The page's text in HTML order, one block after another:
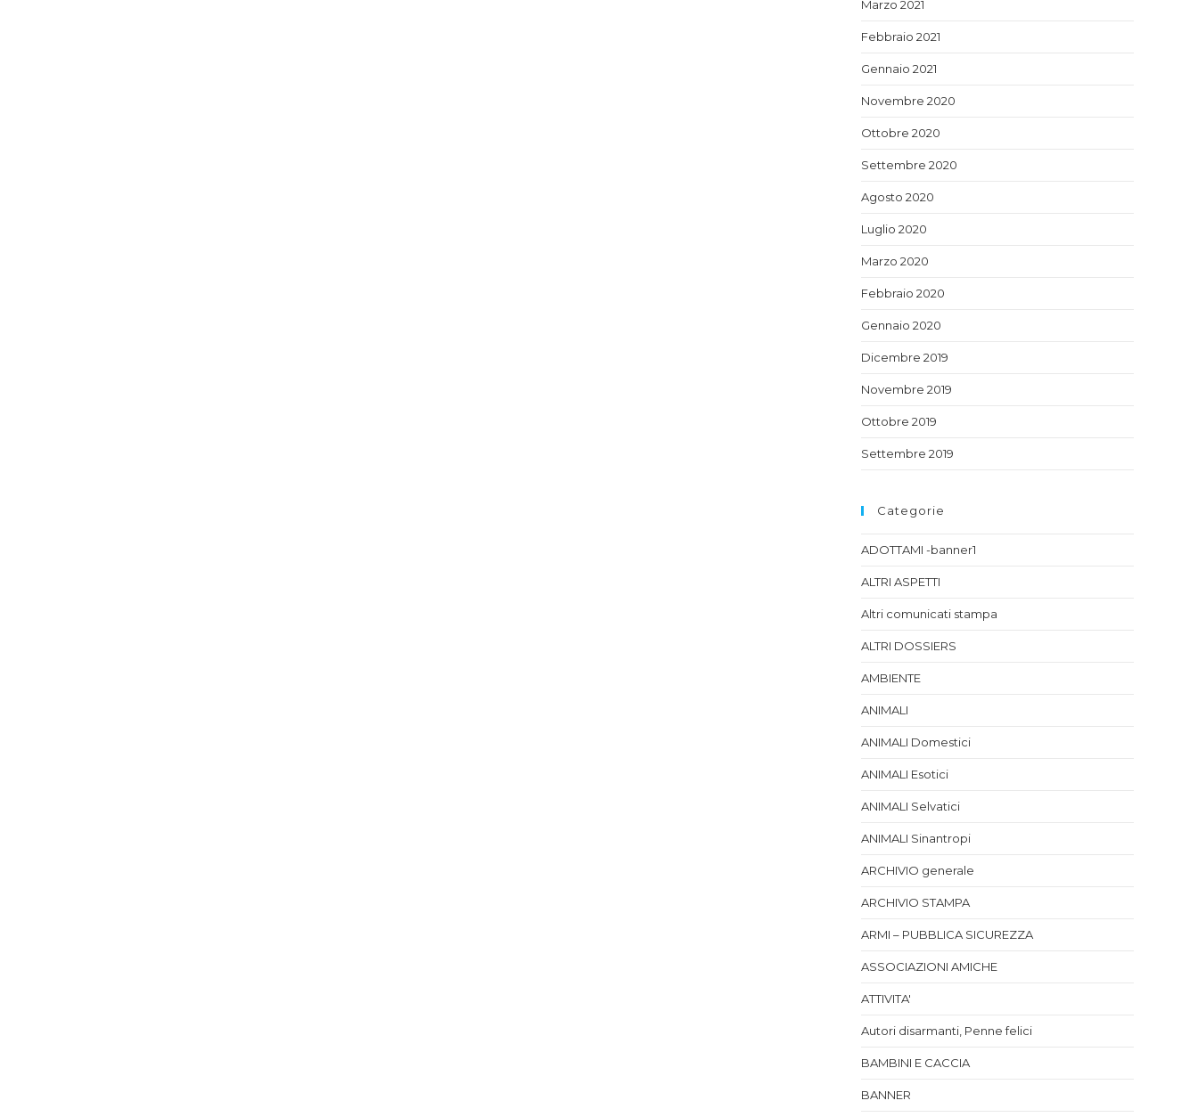
Marzo 2021
Febbraio 2021
Gennaio 2021
Novembre 2020
Ottobre 2020
Settembre 2020
Agosto 2020
Luglio 2020
Marzo 2020
Febbraio 2020
Gennaio 2020
Dicembre 2019
Novembre 2019
Ottobre 2019
Settembre 2019
Categorie
ADOTTAMI -banner1
ALTRI ASPETTI
Altri comunicati stampa
ALTRI DOSSIERS
AMBIENTE
ANIMALI
ANIMALI Domestici
ANIMALI Esotici
ANIMALI Selvatici
ANIMALI Sinantropi
ARCHIVIO generale
ARCHIVIO STAMPA
ARMI – PUBBLICA SICUREZZA
ASSOCIAZIONI AMICHE
ATTIVITA'
Autori disarmanti, Penne felici
BAMBINI E CACCIA
BANNER